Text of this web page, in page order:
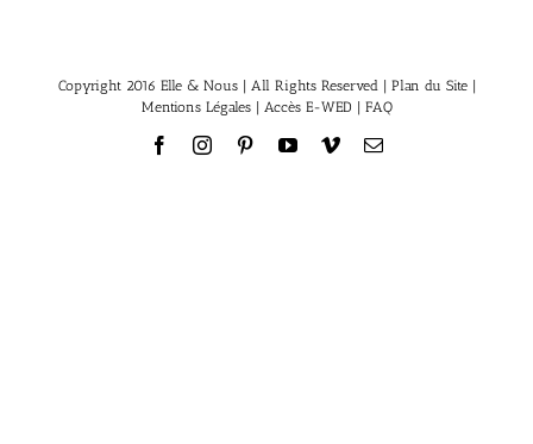
Copyright 2016 Elle & Nous | All Rights Reserved | Plan du Site|
Mentions Légales| Accès E-WED FAQ
FacebookInstagramPinterestYouTube
VimeoEmail